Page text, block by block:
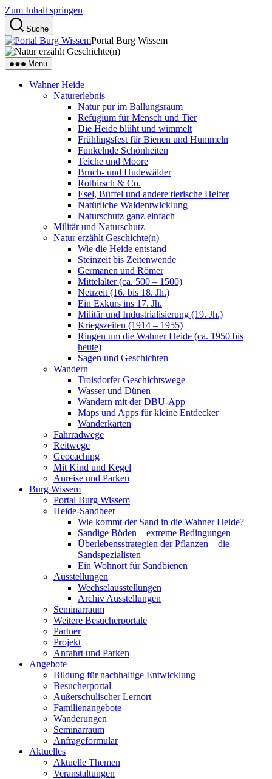
Zum Inhalt springen
Suche
Portal Burg Wissem
Menü
Wahner Heide
Naturerlebnis
Natur pur im Ballungsraum
Refugium für Mensch und Tier
Die Heide blüht und wimmelt
Frühlingsfest für Bienen und Hummeln
Funkelnde Schönheiten
Teiche und Moore
Bruch- und Hudewälder
Rothirsch & Co.
Esel, Büffel und andere tierische Helfer
Natürliche Waldentwicklung
Naturschutz ganz einfach
Militär und Naturschutz
Natur erzählt Geschichte(n)
Wie die Heide entstand
Steinzeit bis Zeitenwende
Germanen und Römer
Mittelalter (ca. 500 – 1500)
Neuzeit (16. bis 18. Jh.)
Ein Exkurs ins 17. Jh.
Militär und Industrialisierung (19. Jh.)
Kriegszeiten (1914 – 1955)
Ringen um die Wahner Heide (ca. 1950 bis
heute)
Sagen und Geschichten
Wandern
Troisdorfer Geschichtswege
Wasser und Dünen
Wandern mit der DBU-App
Maps und Apps für kleine Entdecker
Wanderkarten
Fahrradwege
Reitwege
Geocaching
Mit Kind und Kegel
Anreise und Parken
Burg Wissem
Portal Burg Wissem
Heide-Sandbeet
Wie kommt der Sand in die Wahner Heide?
Sandige Böden – extreme Bedingungen
Überlebensstrategien der Pflanzen – die
Sandspezialisten
Ein Wohnort für Sandbienen
Ausstellungen
Wechselausstellungen
Archiv Ausstellungen
Seminarraum
Weitere Besucherportale
Partner
Projekt
Anfahrt und Parken
Angebote
Bildung für nachhaltige Entwicklung
Besucherportal
Außerschulischer Lernort
Familienangebote
Wanderungen
Seminarraum
Anfrageformular
Aktuelles
Aktuelle Themen
Veranstaltungen